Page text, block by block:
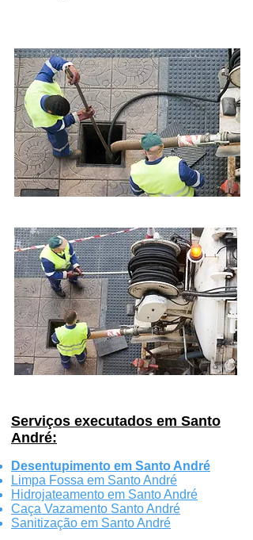
Serviços executados em Santo
André:
Desentupimento em Santo André
Limpa Fossa em Santo André
Hidrojateamento em Santo André
Caça Vazamento Santo André
Sanitização em Santo André